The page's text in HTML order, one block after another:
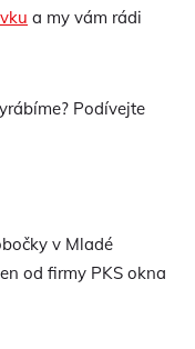
a my vám rádi
Podívejte
v Mladé
od firmy PKS okna